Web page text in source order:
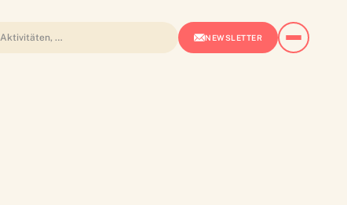
NEWSLETTER